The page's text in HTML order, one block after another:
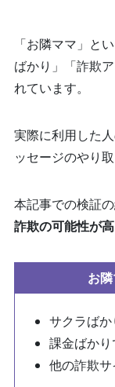
「お隣ママ」と
ばかり」「詐欺
れています。
実際に利用した
ッセージのやり
本記事での検証
詐欺の可能性が
お
サクラば
課金ばか
他の詐欺